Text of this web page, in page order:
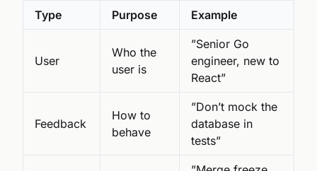
Type Purpose Example
User
Who the
user is
”Senior Go
engineer, new to
React”
Feedback
How to
behave
”Don’t mock the
database in
tests”